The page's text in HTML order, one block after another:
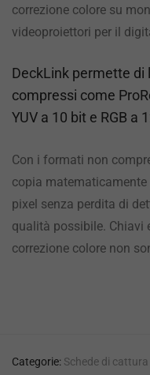
correzione colore su
videoproiettori per il
DeckLink permette
compressi come
YUV a 10 bit e RGB a
Con i formati non
copia matematicamente
pixel senza perdita di
qualità possibile. Chiavi
correzione colore non
Categorie: Schede di